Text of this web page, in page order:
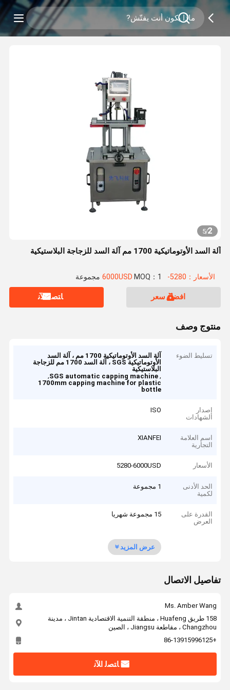
2
/
5
آلة السد الأوتوماتيكية 1700 مم آلة السد للزجاجة البلاستيكية
الأسعار：5280-6000USD MOQ：1 مجموعة
افضل سعر ﺎﺘﺼﻟ ﺍﻶﻧ
منتوج وصف
تسليط الضوء
آلة السد الأوتوماتيكية 1700 مم ، آلة السد
الأوتوماتيكية SGS ، آلة السد 1700 مم للزجاجة
البلاستيكية
,
SGS automatic capping machine
,
1700mm capping machine for plastic
bottle
إصدار
الشهادات
ISO
اسم العلامة
التجارية
XIANFEI
الأسعار 5280-6000USD
الحد الأدنى
لكمية
1 مجموعة
القدرة على
العرض
15 مجموعة شهريا
عرض المزيد
تفاصيل الاتصال
Ms. Amber Wang
158 طريق Huafeng ، منطقة التنمية الاقتصادية Jintan ، مدينة
Changzhou ، مقاطعة Jiangsu ، الصين
+86-13915996125
ﺎﺘﺼﻟ ﺍﻶﻧ